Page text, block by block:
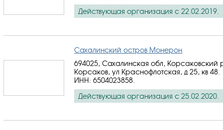
Действующая организация с 22.02.2019.
Сахалинский остров Монерон
694025, Сахалинская обл, Корсаковский
Корсаков, ул Краснофлотская, д 25, кв 48.
ИНН: 6504023858
Действующая организация с 25.02.2020.